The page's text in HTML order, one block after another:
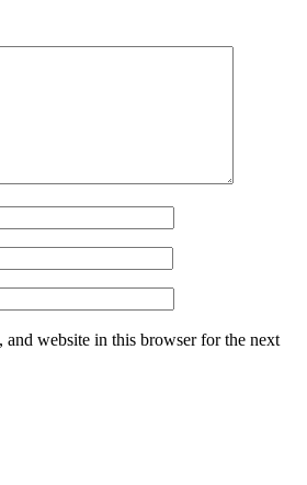
and website in this browser for the next